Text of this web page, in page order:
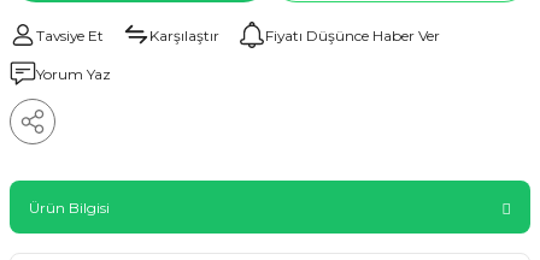
Tavsiye Et Karşılaştır Fiyatı Düşünce Haber Ver
Yorum Yaz
Ürün Bilgisi